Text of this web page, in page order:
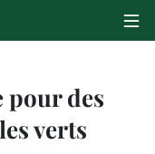
pour des
verts